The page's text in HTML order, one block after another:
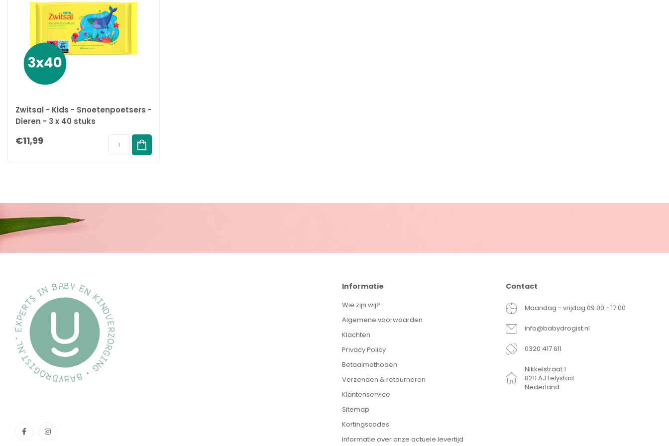
Zwitsal - Kids - Snoetenpoetsers -
Dieren - 3 x 40 stuks
€11,99
Informatie
Wie zijn wij?
Algemene voorwaarden
Klachten
Privacy Policy
Betaalmethoden
Verzenden & retourneren
Klantenservice
Sitemap
Kortingscodes
Informatie over onze actuele levertijd
Contact
Maandag - vrijdag 09.00 - 17.00
info@babydrogist.nl
0320 417 611
Nikkelstraat 1
8211 AJ Lelystad
Nederland